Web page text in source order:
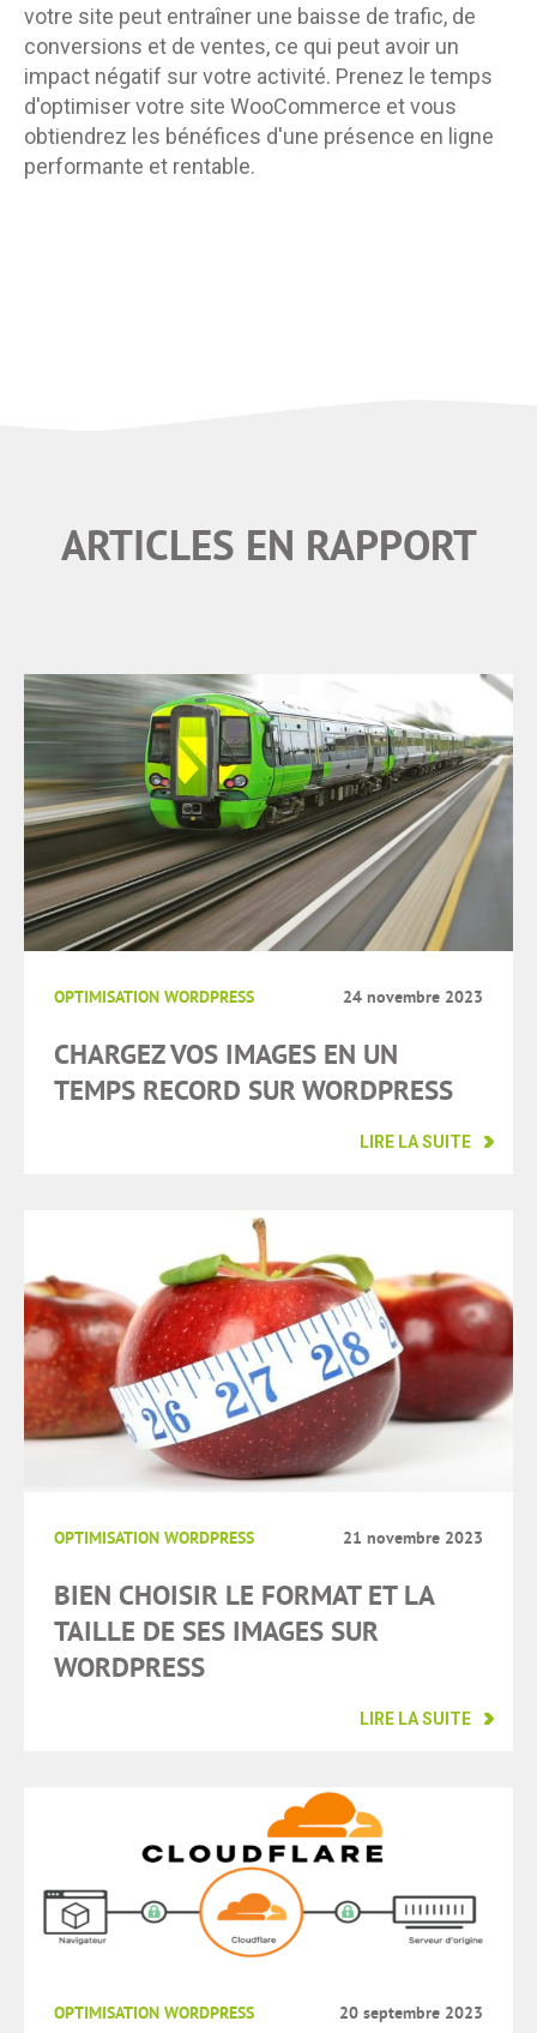
votre site peut entraîner une baisse de trafic, de
conversions et de ventes, ce qui peut avoir un
impact négatif sur votre activité. Prenez le temps
d'optimiser votre site WooCommerce et vous
obtiendrez les bénéfices d'une présence en ligne
performante et rentable.
ARTICLES EN RAPPORT
OPTIMISATION WORDPRESS 24 novembre 2023
CHARGEZ VOS IMAGES EN UN
TEMPS RECORD SUR WORDPRESS
LIRE LA SUITE
OPTIMISATION WORDPRESS 21 novembre 2023
BIEN CHOISIR LE FORMAT ET LA
TAILLE DE SES IMAGES SUR
WORDPRESS
LIRE LA SUITE
OPTIMISATION WORDPRESS 20 septembre 2023